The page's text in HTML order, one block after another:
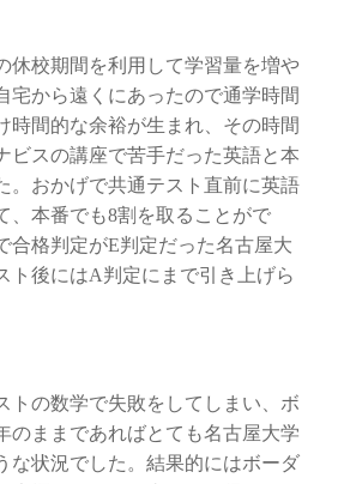
休校期間を利用して学習量を増や
宅から遠くにあったので通学時間
時間的な余裕が生まれ、その時間
ビスの講座で苦手だった英語と本
。おかげで共通テスト直前に英語
、本番でも8割を取ることがで
合格判定がE判定だった名古屋大
ト後にはA判定にまで引き上げら
トの数学で失敗をしてしまい、ボ
のままであればとても名古屋大学
な状況でした。結果的にはボーダ